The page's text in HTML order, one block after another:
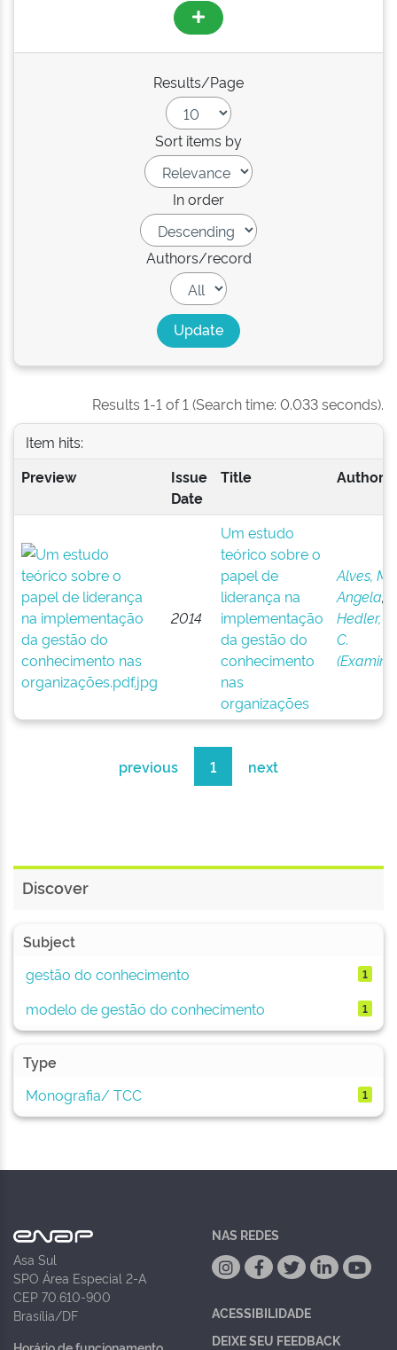
Results/Page
Sort items by
In order
Authors/record
Results 1-1 of 1 (Search time: 0.033 seconds).
Item hits:
Preview
Issue
Date
Title
2014
Um estudo
teórico sobre o
papel de
liderança na
implementação
da gestão do
conhecimento
nas
organizações
Alves,
Angela;
Hedler,
C.
previous 1 next
Discover
Subject
gestão do conhecimento
1
modelo de gestão do conhecimento 1
Type
Monografia/ TCC
1
Asa Sul
SPO Área Especial 2-A
CEP 70.610-900
Brasília/DF
NAS REDES
ACESSIBILIDADE
DEIXE SEU FEEDBACK